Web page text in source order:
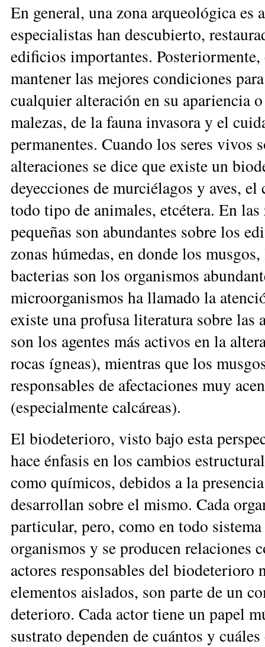
En general, una zona arqueológica es
especialistas han descubierto,
edificios importantes.
mantener las mejores condiciones
cualquier alteración en su apariencia
malezas, de la fauna invasora y el
permanentes. Cuando los seres vivos
alteraciones se dice que existe un
deyecciones de murciélagos y aves,
todo tipo de animales, etcétera. En
pequeñas son abundantes sobre los
zonas húmedas, en donde los
bacterias son los organismos
microorganismos ha llamado la
existe una profusa literatura sobre las
son los agentes más activos en la
rocas ígneas), mientras que los
responsables de afectaciones muy
(especialmente calcáreas).
El biodeterioro, visto bajo esta
hace énfasis en los cambios
como químicos, debidos a la
desarrollan sobre el mismo. Cada
particular, pero, como en todo
organismos y se producen relaciones
actores responsables del biodeterioro
elementos aislados, son parte de un
deterioro. Cada actor tiene un papel
sustrato dependen de cuántos y